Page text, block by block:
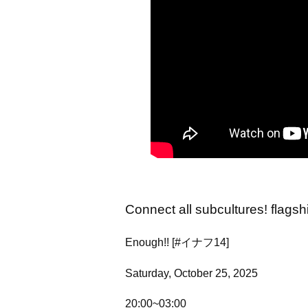
Connect all subcultures!
Enough!! [#イナフ14]
Saturday, October 25, 2025
20:00~03:00